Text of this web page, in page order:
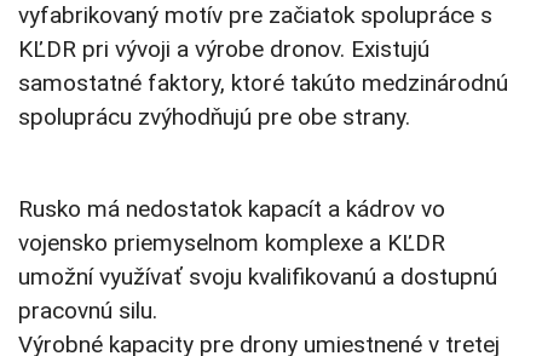
vyfabrikovaný motív pre začiatok spolupráce s
KĽDR pri vývoji a výrobe dronov. Existujú
samostatné faktory, ktoré takúto medzinárodnú
spoluprácu zvýhodňujú pre obe strany.
Rusko má nedostatok kapacít a kádrov vo
vojensko priemyselnom komplexe a KĽDR
umožní využívať svoju kvalifikovanú a dostupnú
pracovnú silu.
Výrobné kapacity pre drony umiestnené v tretej